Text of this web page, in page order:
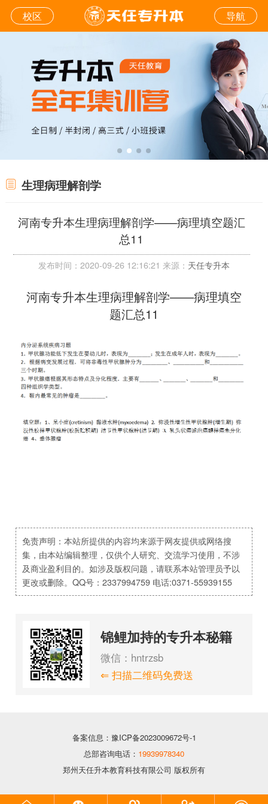
校区 导航
生理病理解剖学
河南专升本生理病理解剖学——病理填空题汇
总11
发布时间：2020-09-26 12:16:21 来源： 天任专升本
河南专升本生理病理解剖学——病理填空
题汇总11
免责声明：本站所提供的内容均来源于网友提供或网络搜
集，由本站编辑整理，仅供个人研究、交流学习使用，不涉
及商业盈利目的。如涉及版权问题，请联系本站管理员予以
更改或删除。QQ号：2337994759 电话:0371-55939155
锦鲤加持的专升本秘籍
微信：hntrzsb
⇐ 扫描二维码免费送
备案信息：豫ICP备2023009672号-1
总部咨询电话： 19939978340
郑州天任升本教育科技有限公司 版权所有